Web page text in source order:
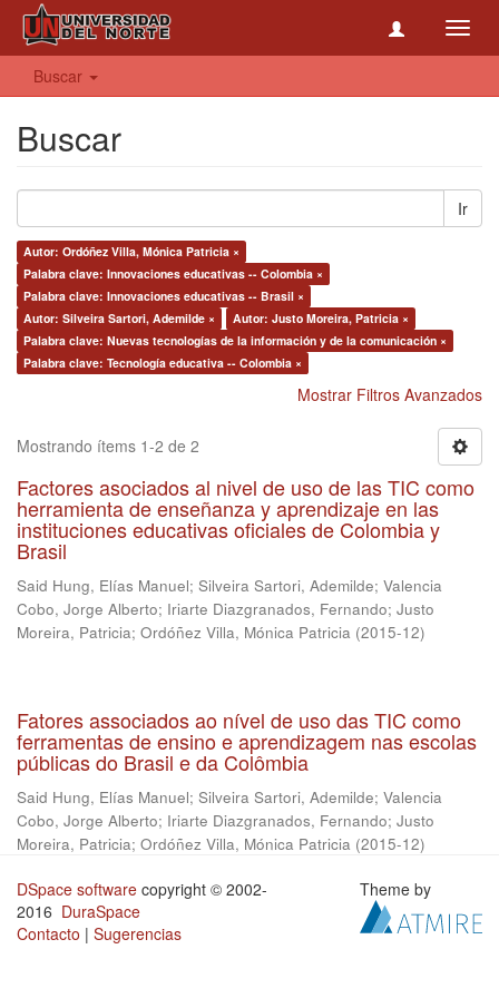
Buscar
Buscar
Ir
Autor: Ordóñez Villa, Mónica Patricia ×
Palabra clave: Innovaciones educativas -- Colombia ×
Palabra clave: Innovaciones educativas -- Brasil ×
Autor: Silveira Sartori, Ademilde ×
Autor: Justo Moreira, Patricia ×
Palabra clave: Nuevas tecnologías de la información y de la comunicación ×
Palabra clave: Tecnología educativa -- Colombia ×
Mostrar Filtros Avanzados
Mostrando ítems 1-2 de 2
Factores asociados al nivel de uso de las TIC como
herramienta de enseñanza y aprendizaje en las
instituciones educativas oficiales de Colombia y
Brasil
Said Hung, Elías Manuel; Silveira Sartori, Ademilde; Valencia
Cobo, Jorge Alberto; Iriarte Diazgranados, Fernando; Justo
Moreira, Patricia; Ordóñez Villa, Mónica Patricia (2015-12)
Fatores associados ao nível de uso das TIC como
ferramentas de ensino e aprendizagem nas escolas
públicas do Brasil e da Colômbia
Said Hung, Elías Manuel; Silveira Sartori, Ademilde; Valencia
Cobo, Jorge Alberto; Iriarte Diazgranados, Fernando; Justo
Moreira, Patricia; Ordóñez Villa, Mónica Patricia (2015-12)
DSpace software copyright © 2002-
2016 DuraSpace
Contacto | Sugerencias
Theme by